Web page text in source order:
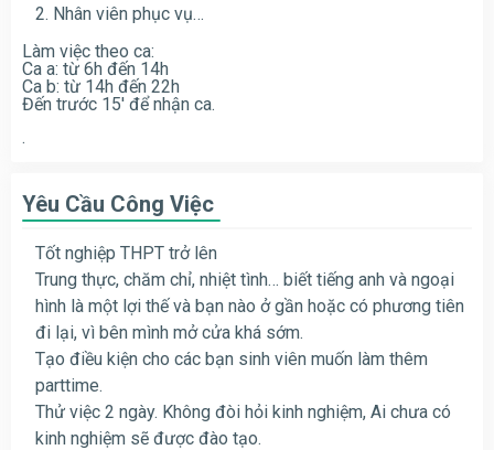
2. Nhân viên phục vụ…
Làm việc theo ca:
Ca a: từ 6h đến 14h
Ca b: từ 14h đến 22h
Đến trước 15′ để nhận ca.
.
Yêu Cầu Công Việc
Tốt nghiệp THPT trở lên
Trung thực, chăm chỉ, nhiệt tình… biết tiếng anh và ngoại
hình là một lợi thế và bạn nào ở gần hoặc có phương tiên
đi lại, vì bên mình mở cửa khá sớm.
Tạo điều kiện cho các bạn sinh viên muốn làm thêm
parttime.
Thử việc 2 ngày. Không đòi hỏi kinh nghiệm, Ai chưa có
kinh nghiệm sẽ được đào tạo.